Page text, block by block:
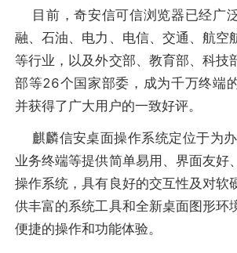
目前，奇安信可信浏览器已经广
融、石油、电力、电信、交通、航空
等行业，以及外交部、教育部、科技
部等26个国家部委，成为千万终端
并获得了广大用户的一致好评。
麒麟信安桌面操作系统定位于为办
业务终端等提供简单易用、界面友好
操作系统，具有良好的交互性及对软
供丰富的系统工具和全新桌面图形环
便捷的操作和功能体验。